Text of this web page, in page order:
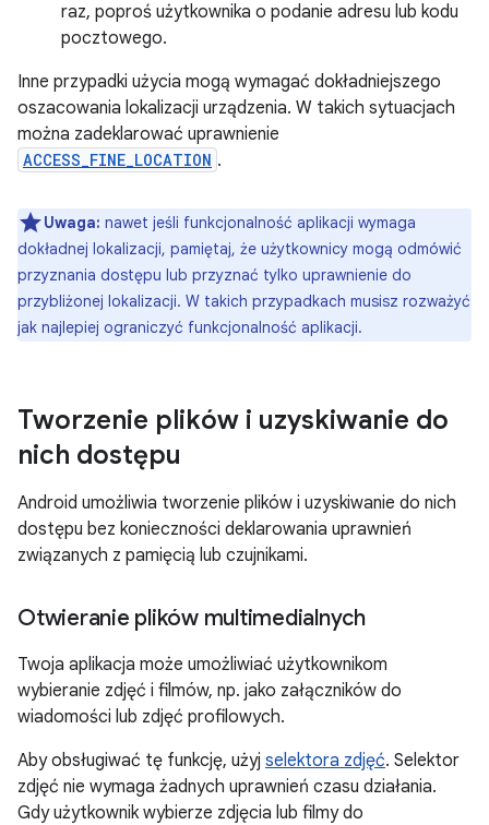
raz, poproś użytkownika o podanie adresu lub kodu
pocztowego.
Inne przypadki użycia mogą wymagać dokładniejszego
oszacowania lokalizacji urządzenia. W takich sytuacjach
można zadeklarować uprawnienie
ACCESS_FINE_LOCATION .
Uwaga: nawet jeśli funkcjonalność aplikacji wymaga
dokładnej lokalizacji, pamiętaj, że użytkownicy mogą odmówić
przyznania dostępu lub przyznać tylko uprawnienie do
przybliżonej lokalizacji. W takich przypadkach musisz rozważyć
jak najlepiej ograniczyć funkcjonalność aplikacji.
Tworzenie plików i uzyskiwanie do
nich dostępu
Android umożliwia tworzenie plików i uzyskiwanie do nich
dostępu bez konieczności deklarowania uprawnień
związanych z pamięcią lub czujnikami.
Otwieranie plików multimedialnych
Twoja aplikacja może umożliwiać użytkownikom
wybieranie zdjęć i filmów, np. jako załączników do
wiadomości lub zdjęć profilowych.
Aby obsługiwać tę funkcję, użyj selektora zdjęć. Selektor
zdjęć nie wymaga żadnych uprawnień czasu działania.
Gdy użytkownik wybierze zdjęcia lub filmy do